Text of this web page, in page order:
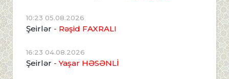
10:23 05.08.2026
Şeirlər - Rəşid FAXRALI
16:23 04.08.2026
Şeirlər - Yaşar HƏSƏNLİ